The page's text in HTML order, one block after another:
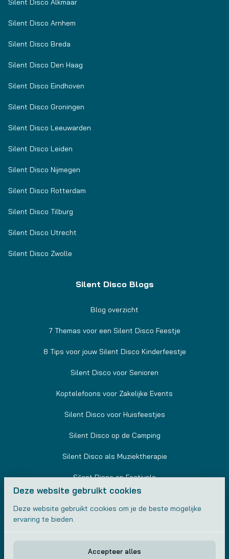
Silent Disco Alkmaar
Silent Disco Arnhem
Silent Disco Breda
Silent Disco Den Haag
Silent Disco Eindhoven
Silent Disco Groningen
Silent Disco Leeuwarden
Silent Disco Leiden
Silent Disco Nijmegen
Silent Disco Rotterdam
Silent Disco Tilburg
Silent Disco Utrecht
Silent Disco Zwolle
Silent Disco Blogs
Blog overzicht
7 Themas voor een Silent Disco Feestje
8 Tips voor jouw Silent Disco Kinderfeestje
Silent Disco voor Senioren
Koptelefoons voor Zakelijke Events
Silent Disco voor Huisfeestjes
Silent Disco op de Camping
Silent Disco als Muziektherapie
Silent Disco op Festivals
Silent Disco in Sportscholen
Silent Disco voor Studenten
Deze website gebruikt cookies
Deze website gebruikt cookies om je de beste mogelijke
ervaring te bieden.
Accepteer alles